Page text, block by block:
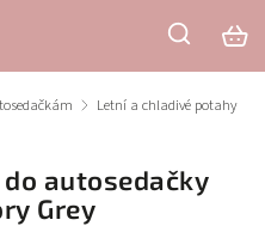
/
Letní a chladivé potahy
autosedačky
Grey